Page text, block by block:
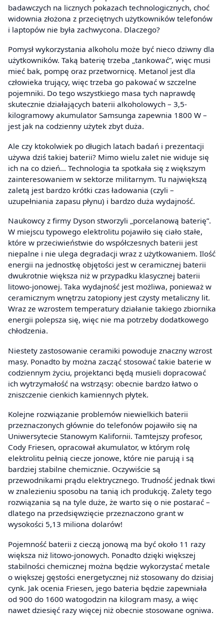
badawczych na licznych pokazach technologicznych, choć
widownia złożona z przeciętnych użytkowników telefonów
i laptopów nie była zachwycona. Dlaczego?
Pomysł wykorzystania alkoholu może być nieco dziwny dla
użytkowników. Taką baterię trzeba „tankować”, więc musi
mieć bak, pompę oraz przetwornicę. Metanol jest dla
człowieka trujący, więc trzeba go pakować w szczelne
pojemniki. Do tego wszystkiego masa tych naprawdę
skutecznie działających baterii alkoholowych – 3,5-
kilogramowy akumulator Samsunga zapewnia 1800 W –
jest jak na codzienny użytek zbyt duża.
Ale czy ktokolwiek po długich latach badań i prezentacji
używa dziś takiej baterii? Mimo wielu zalet nie widuje się
ich na co dzień… Technologia ta spotkała się z większym
zainteresowaniem w sektorze militarnym. Tu największą
zaletą jest bardzo krótki czas ładowania (czyli –
uzupełniania zapasu płynu) i bardzo duża wydajność.
Naukowcy z firmy Dyson stworzyli „porcelanową baterię”.
W miejscu typowego elektrolitu pojawiło się ciało stałe,
które w przeciwieństwie do współczesnych baterii jest
niepalne i nie ulega degradacji wraz z użytkowaniem. Ilość
energii na jednostkę objętości jest w ceramicznej baterii
dwukrotnie większa niż w przypadku klasycznej baterii
litowo-jonowej. Taka wydajność jest możliwa, ponieważ w
ceramicznym wnętrzu zatopiony jest czysty metaliczny lit.
Wraz ze wzrostem temperatury działanie takiego zbiornika
energii polepsza się, więc nie ma potrzeby dodatkowego
chłodzenia.
Niestety zastosowanie ceramiki powoduje znaczny wzrost
masy. Ponadto by można zacząć stosować takie baterie w
codziennym życiu, projektanci będą musieli dopracować
ich wytrzymałość na wstrząsy: obecnie bardzo łatwo o
zniszczenie cienkich kamiennych płytek.
Kolejne rozwiązanie problemów niewielkich baterii
przeznaczonych głównie do telefonów pojawiło się na
Uniwersytecie Stanowym Kalifornii. Tamtejszy profesor,
Cody Friesen, opracował akumulator, w którym rolę
elektrolitu pełnią ciecze jonowe, które nie parują i są
bardziej stabilne chemicznie. Oczywiście są
przewodnikami prądu elektrycznego. Trudność jednak tkwi
w znalezieniu sposobu na tanią ich produkcję. Zalety tego
rozwiązania są na tyle duże, że warto się o nie postarać –
dlatego na przedsięwzięcie przeznaczono grant w
wysokości 5,13 miliona dolarów!
Pojemność baterii z cieczą jonową ma być około 11 razy
większa niż litowo-jonowych. Ponadto dzięki większej
stabilności chemicznej można będzie wykorzystać metale
o większej gęstości energetycznej niż stosowany do dzisiaj
cynk. Jak ocenia Friesen, jego bateria będzie zapewniała
od 900 do 1600 watogodzin na kilogram masy, a więc
nawet dziesięć razy więcej niż obecnie stosowane ogniwa.